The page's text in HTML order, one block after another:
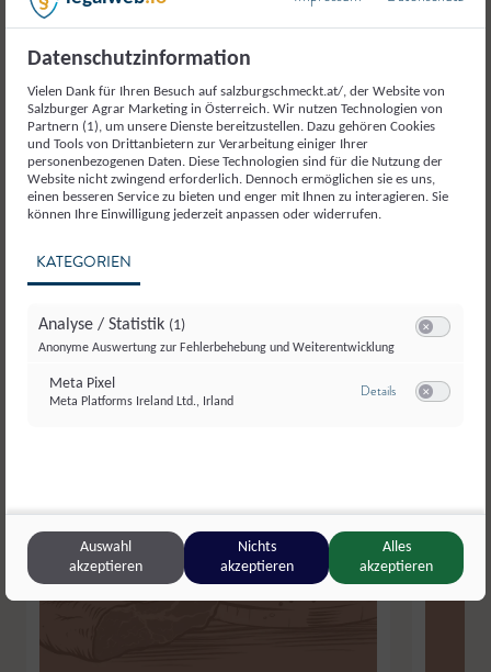
Weitere Produkte aus der
Kategorie
Fleisch und Fleischerzeugnisse
Datenschutzinformation
Vielen Dank für Ihren Besuch auf salzburgschmeckt.at/, der Website von
Salzburger Agrar Marketing in Österreich. Wir nutzen Technologien von
Partnern (1), um unsere Dienste bereitzustellen. Dazu gehören Cookies
und Tools von Drittanbietern zur Verarbeitung einiger Ihrer
personenbezogenen Daten. Diese Technologien sind für die Nutzung der
Website nicht zwingend erforderlich. Dennoch ermöglichen sie es uns,
einen besseren Service zu bieten und enger mit Ihnen zu interagieren. Sie
können Ihre Einwilligung jederzeit anpassen oder widerrufen.
KATEGORIEN
Analyse / Statistik (1)
Anonyme Auswertung zur Fehlerbehebung und Weiterentwicklung
Meta Pixel
Meta Platforms Ireland Ltd., Irland
Detailszu Meta Pixel
Auswahl
akzeptieren
Nichts
akzeptieren
Alles
akzeptieren